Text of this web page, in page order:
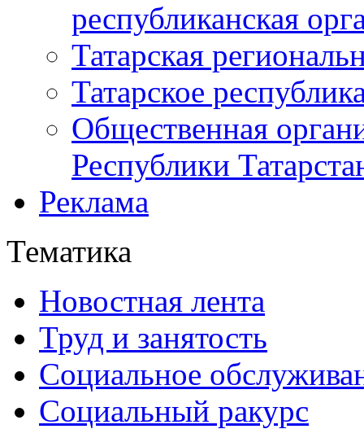
республиканская
Татарская
Татарское
Общественная
Республики
Реклама
Тематика
Новостная лента
Труд и занятость
Социальное
Социальный ракурс